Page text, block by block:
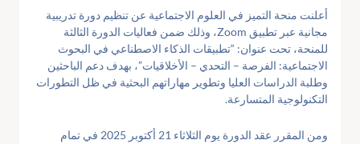
أعلنت منحة التميز في العلوم الاجتماعية عن تنظيم دورة تدريبية
مجانية عبر تطبيق Zoom، وذلك ضمن فعاليات الدورة الثالثة
للمنحة، تحت عنوان: “تطبيقات الذكاء الاصطناعي في البحوث
الاجتماعية: الفرصة – التحدي – الأخلاقيات”، بهدف دعم الباحثين
وطلبة الدراسات العليا وتطوير مهاراتهم البحثية في ظل التطورات
التكنولوجية المتسارعة.
ومن المقرر عقد الدورة يوم الثلاثاء 21 أكتوبر 2025 في تمام